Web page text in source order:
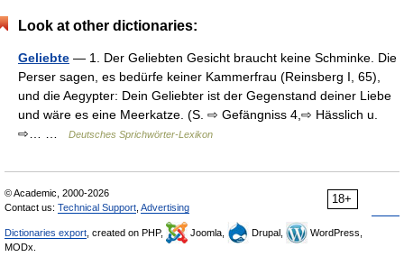
Look at other dictionaries:
Geliebte — 1. Der Geliebten Gesicht braucht keine Schminke. Die
Perser sagen, es bedürfe keiner Kammerfrau (Reinsberg I, 65),
und die Aegypter: Dein Geliebter ist der Gegenstand deiner Liebe
und wäre es eine Meerkatze. (S. ⇨ Gefängniss 4,⇨ Hässlich u.
⇨… …
Deutsches Sprichwörter-Lexikon
18+
© Academic, 2000-2026
Contact us: Technical Support Advertising
Dictionaries export , created on PHP, Joomla, Drupal,
WordPress,
MODx.